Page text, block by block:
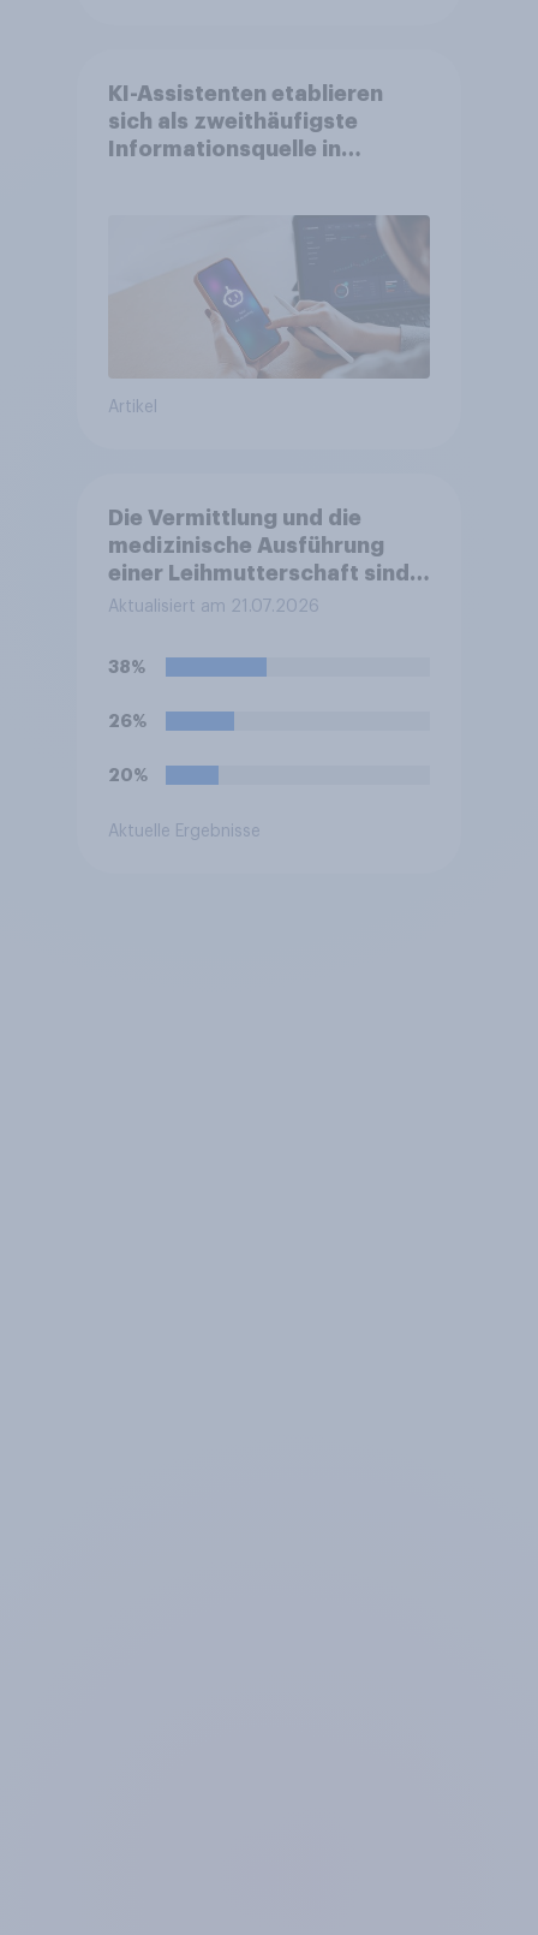
KI-Assistenten etablieren
sich als zweithäufigste
Informationsquelle in
Artikel
Die Vermittlung und die
medizinische Ausführung
einer Leihmutterschaft sind
in Deutschland anders als in
verboten. Wie stehen Sie zu
diesem Verbot?
Aktualisiert am 21.07.2026
38%
26%
20%
Aktuelle Ergebnisse